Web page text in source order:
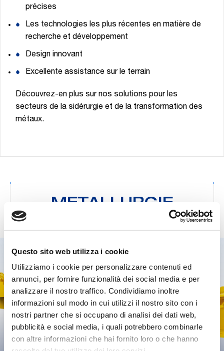
Questo sito web utilizza i cookie
Utilizziamo i cookie per personalizzare contenuti ed
annunci, per fornire funzionalità dei social media e per
analizzare il nostro traffico. Condividiamo inoltre
informazioni sul modo in cui utilizzi il nostro sito con i
nostri partner che si occupano di analisi dei dati web,
pubblicità e social media, i quali potrebbero combinarle
con altre informazioni che hai fornito loro o che hanno
Recherche:
précises
Les technologies les plus récentes en matière de
recherche et développement
Design innovant
Excellente assistance sur le terrain
Découvrez-en plus sur nos solutions pour les
secteurs de la sidérurgie et de la transformation des
métaux.
METALLURGIE